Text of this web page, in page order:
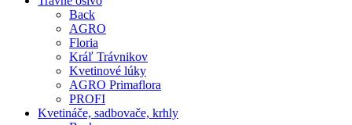
Back
AGRO
Floria
Kráľ Trávnikov
Kvetinové lúky
AGRO Primaflora
PROFI
Kvetináče, sadbovače, krhly